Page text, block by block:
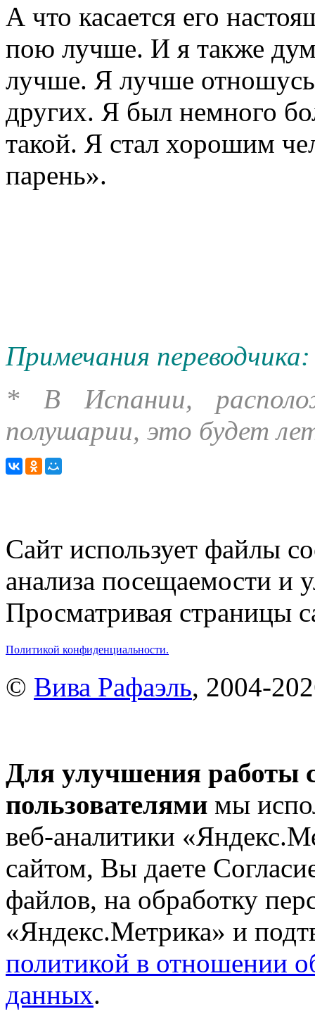
А что касается его
пою лучше. И я также
лучше. Я лучше
других. Я был немного
такой. Я стал хорошим
парень».
Примечания переводчика:
* В Испании,
полушарии, это будет
Сайт использует файлы
анализа посещаемости и
Просматривая страницы
Политикой конфиденциальности.
© Вива Рафаэль, 2004-
Для улучшения работы
пользователями мы
веб-аналитики
сайтом, Вы даете
файлов, на обработку
«Яндекс.Метрика» и
политикой в отношении
данных.